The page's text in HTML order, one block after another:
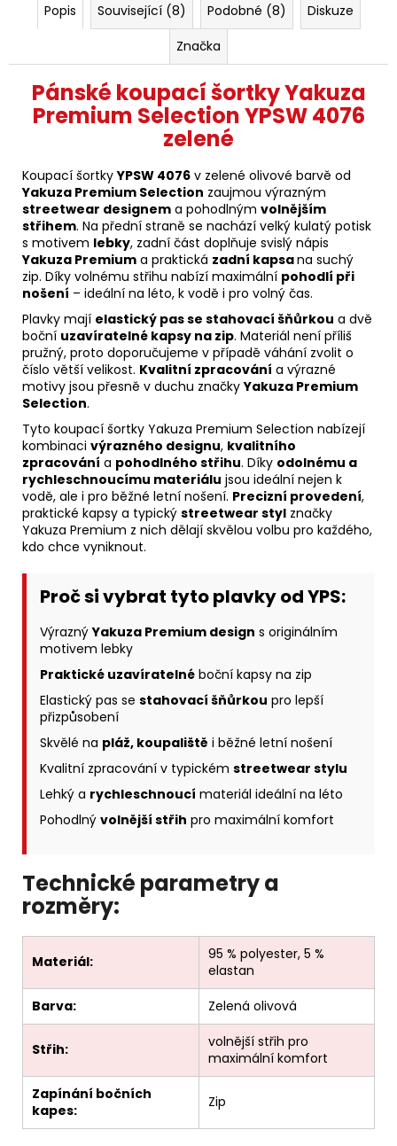
Popis Související (8) Podobné (8)
Diskuze
Značka
Pánské koupací šortky Yakuza
Premium Selection YPSW 4076
zelené
Koupací šortkyYPSW 4076 v zelené olivové barvě od
Yakuza Premium Selection zaujmou výrazným
streetwear designem a pohodlným volnějším
střihem. Na přední straně se nachází velký kulatý potisk
s motivem lebky, zadní část doplňuje svislý nápis
Yakuza Premium a praktická zadní kapsana suchý
zip. Díky volnému střihu nabízí maximální pohodlí při
nošení – ideální na léto, k vodě i pro volný čas.
Plavky mají elastický pas se stahovací šňůrkou a dvě
boční uzavíratelné kapsy na zip. Materiál není příliš
pružný, proto doporučujeme v případě váhání zvolit o
číslo větší velikost. Kvalitní zpracování a výrazné
motivy jsou přesně v duchu značkyYakuza Premium
Selection.
Tyto koupací šortky Yakuza Premium Selection nabízejí
kombinaci výrazného designu, kvalitního
zpracování a pohodlného střihu. Díky odolnému a
rychleschnoucímu materiálu jsou ideální nejen k
vodě, ale i pro běžné letní nošení. Precizní provedení,
praktické kapsy a typický streetwear styl značky
Yakuza Premium z nich dělají skvělou volbu pro každého,
kdo chce vyniknout.
Proč si vybrat tyto plavky od YPS:
VýraznýYakuza Premium design s originálním
motivem lebky
Praktické uzavíratelné boční kapsy na zip
Elastický pas se stahovací šňůrkou pro lepší
přizpůsobení
Skvělé na pláž, koupaliště i běžné letní nošení
Kvalitní zpracování v typickém streetwear stylu
Lehký a rychleschnoucí materiál ideální na léto
Pohodlný volnější střih pro maximální komfort
Technické parametry a
rozměry:
Materiál:
95 % polyester, 5 %
elastan
Barva:
Zelená olivová
Střih:
volnější střih pro
maximální komfort
Zapínání bočních
kapes:
Zip